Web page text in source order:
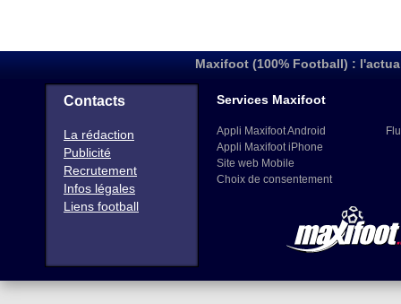
Maxifoot (100% Football) :
Contacts
La rédaction
Publicité
Recrutement
Infos légales
Liens football
Services Maxifoot
Appli Maxifoot Android
Appli Maxifoot iPhone
Site web Mobile
Choix de consentement